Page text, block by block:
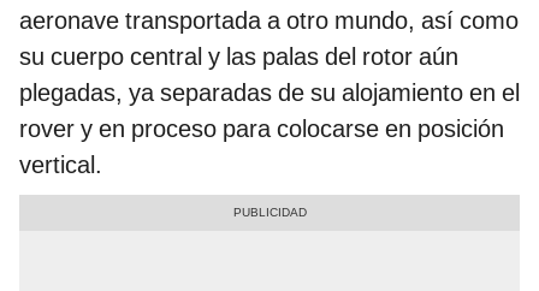
aeronave transportada a otro mundo, así como
su cuerpo central y las palas del rotor aún
plegadas, ya separadas de su alojamiento en el
rover y en proceso para colocarse en posición
vertical.